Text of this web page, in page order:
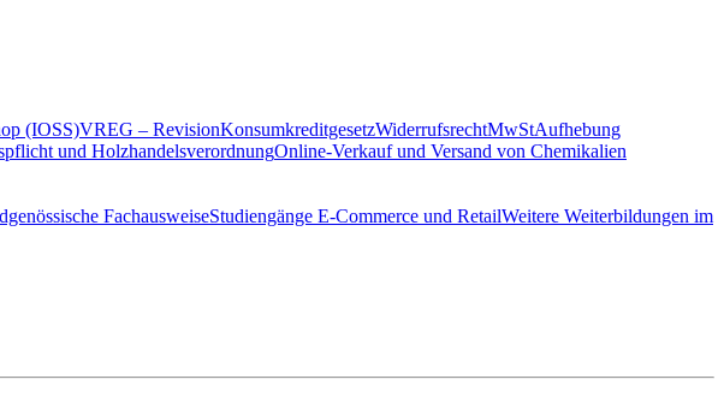
(IOSS)VREG – RevisionKonsumkreditgesetzWiderrufsrechtMwStAufhebung
und HolzhandelsverordnungOnline-Verkauf und Versand von Chemikalien
FachausweiseStudiengänge E-Commerce und RetailWeitere Weiterbildungen im